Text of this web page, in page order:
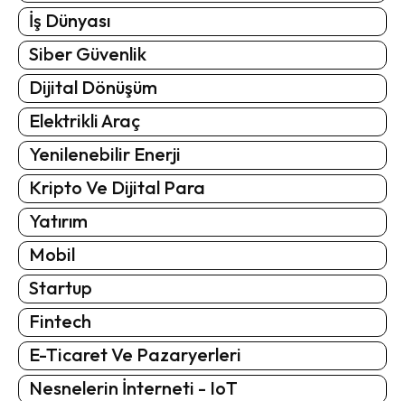
İş Dünyası
Siber Güvenlik
Dijital Dönüşüm
Elektrikli Araç
Yenilenebilir Enerji
Kripto Ve Dijital Para
Yatırım
Mobil
Startup
Fintech
E-Ticaret Ve Pazaryerleri
Nesnelerin İnterneti - IoT